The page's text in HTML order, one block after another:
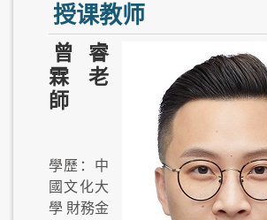
授课教师
曾睿
霖 老
師
學歷：中
國文化大
學 財務金